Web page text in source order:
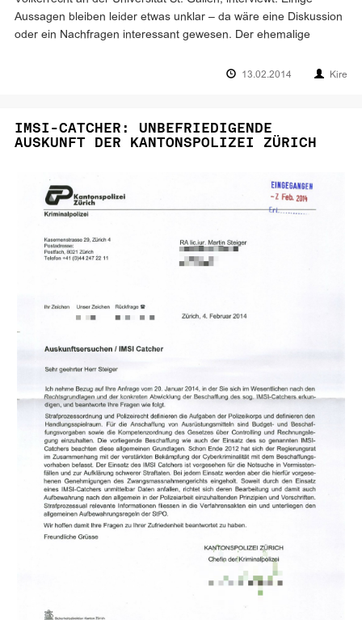
Aussagen bleiben leider etwas unklar – da wäre eine Diskussion
oder ein Nachfragen interessant gewesen. Der ehemalige
13.02.2014 Kire
IMSI-CATCHER: UNBEFRIEDIGENDE
AUSKUNFT DER KANTONSPOLIZEI ZÜRICH